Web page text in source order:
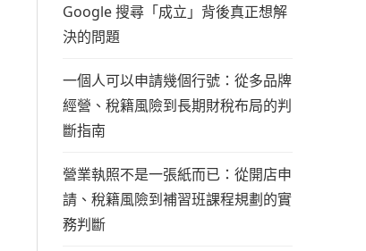
Google 搜尋「成立」背後真正想解
決的問題
一個人可以申請幾個行號：從多品牌
經營、稅籍風險到長期財稅布局的判
斷指南
營業執照不是一張紙而已：從開店申
請、稅籍風險到補習班課程規劃的實
務判斷